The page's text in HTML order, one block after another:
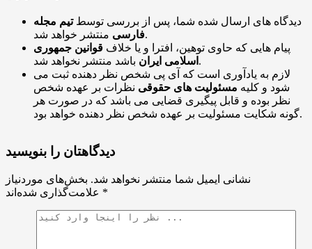
دیدگاه های ارسال شده شما، پس از بررسی توسطتیم مجله
فارسیمنتشر خواهد شد.
پیام هایی که حاوی توهین، افترا و یا خلاف قوانین جمهوری
اسلامی ایران باشد منتشر نخواهد شد.
لازم به یادآوری است که آی پی شخص نظر دهنده ثبت می
شود و کلیه مسئولیت های حقوقی نظرات بر عهده شخص
نظر بوده و قابل پیگیری قضایی می باشد که در صورت هر
گونه شکایت مسئولیت بر عهده شخص نظر دهنده خواهد بود.
دیدگاهتان را بنویسید
نشانی ایمیل شما منتشر نخواهد شد. بخش‌های موردنیاز
*